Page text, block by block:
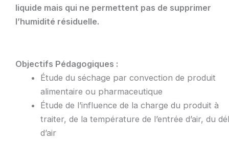
liquide mais qui ne permettent pas de supprimer
l’humidité résiduelle.
Objectifs Pédagogiques :
Étude du séchage par convection de produit
alimentaire ou pharmaceutique
Étude de l’influence de la charge du produit à
traiter, de la température de l’entrée d’air, du
d’air